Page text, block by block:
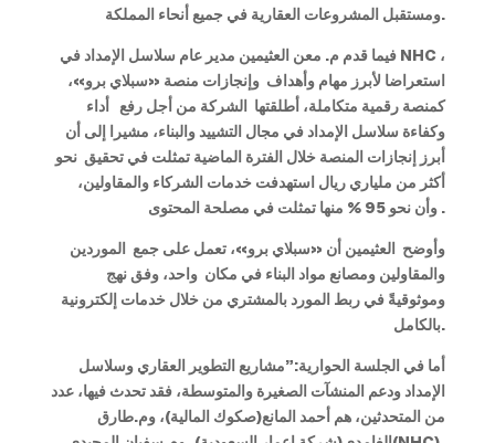
ومستقبل المشروعات العقارية في جميع أنحاء المملكة.
NHC ،
استعراضا لأبرز مهام وأهداف وإنجازات منصة «سبلاي برو»،
كمنصة رقمية متكاملة، أطلقتها الشركة من أجل رفع أداء
وكفاءة سلاسل الإمداد في مجال التشييد والبناء، مشيرا إلى أن
أبرز إنجازات المنصة خلال الفترة الماضية تمثلت في تحقيق نحو
أكثر من ملياري ريال استهدفت خدمات الشركاء والمقاولين،
وأن نحو 95 % منها تمثلت في مصلحة المحتوى.
وأوضح العثيمين أن «سبلاي برو»، تعمل على جمع الموردين
والمقاولين ومصانع مواد البناء في مكان واحد، وفق نهج
وموثوقيةً في ربط المورد بالمشتري من خلال خدمات إلكترونية
بالكامل.
أما في الجلسة الحوارية:”مشاريع التطوير العقاري وسلاسل
الإمداد ودعم المنشآت الصغيرة والمتوسطة، فقد تحدث فيها، عدد
من المتحدثين، هم أحمد المانع(صكوك المالية)، وم.طارق